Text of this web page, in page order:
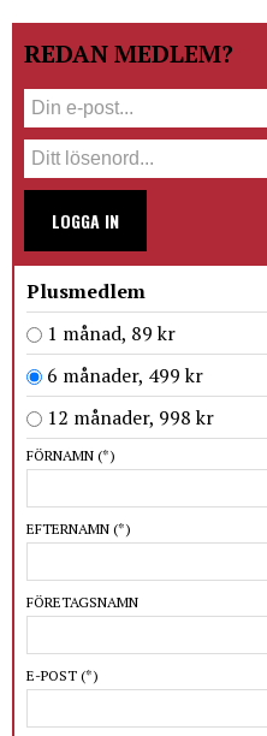
REDAN MEDLEM?
LOGGA IN
Plusmedlem
1 månad, 89 kr
6 månader, 499 kr
12 månader, 998 kr
FÖRNAMN (*)
EFTERNAMN (*)
FÖRETAGSNAMN
E-POST (*)